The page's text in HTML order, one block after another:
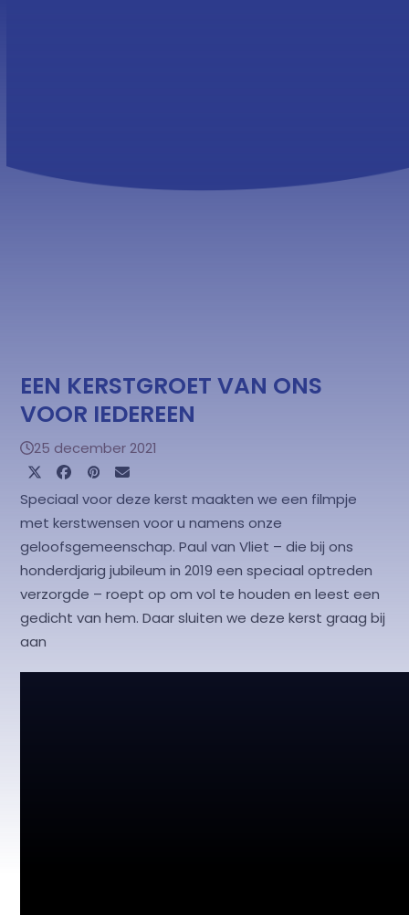
EEN KERSTGROET VAN ONS
VOOR IEDEREEN
25 december 2021
Speciaal voor deze kerst maakten we een filmpje
met kerstwensen voor u namens onze
geloofsgemeenschap. Paul van Vliet – die bij ons
honderdjarig jubileum in 2019 een speciaal optreden
verzorgde – roept op om vol te houden en leest een
gedicht van hem. Daar sluiten we deze kerst graag bij
aan